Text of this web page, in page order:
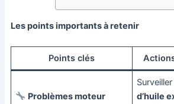
Les points importants à retenir
Points clés
Problèmes moteur
d’huile